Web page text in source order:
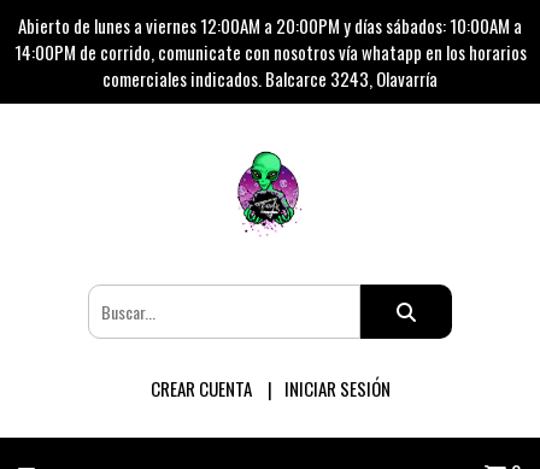
Abierto de lunes a viernes 12:00AM a 20:00PM y días sábados: 10:00AM a
14:00PM de corrido, comunicate con nosotros vía whatapp en los horarios
comerciales indicados. Balcarce 3243, Olavarría
CREAR CUENTA INICIAR SESIÓN